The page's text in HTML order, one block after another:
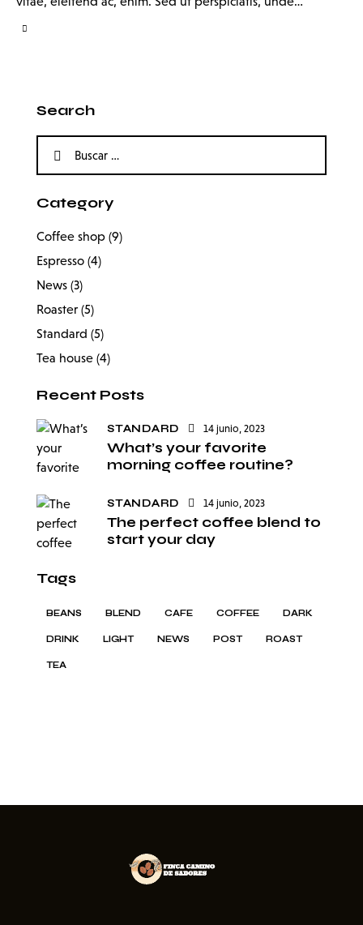
Search
Category
Coffee shop (9)
Espresso (4)
News (3)
Roaster (5)
Standard (5)
Tea house (4)
Recent Posts
STANDARD 14 junio, 2023
What’s your favorite
morning coffee routine?
STANDARD 14 junio, 2023
The perfect coffee blend to
start your day
Tags
BEANS BLEND CAFE COFFEE DARK
DRINK LIGHT NEWS POST ROAST
TEA